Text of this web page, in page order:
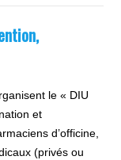
le « DIU
et
d’officine,
(privés ou